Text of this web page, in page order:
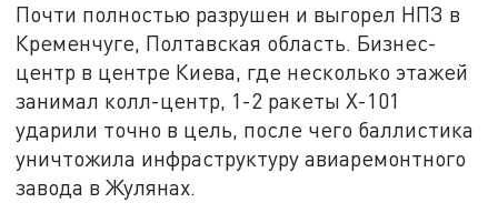
Почти полностью разрушен и выгорел НПЗ в
Кременчуге, Полтавская область. Бизнес-
центр в центре Киева, где несколько этажей
занимал колл-центр, 1-2 ракеты Х-101
ударили точно в цель, после чего баллистика
уничтожила инфраструктуру авиаремонтного
завода в Жулянах.